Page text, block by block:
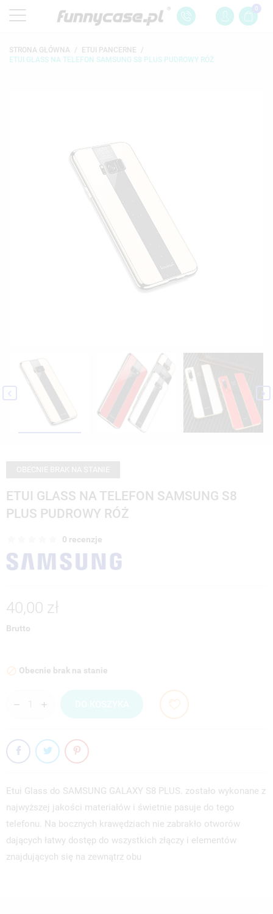
0
STRONA GŁÓWNA
ETUI PANCERNE
ETUI GLASS NA TELEFON SAMSUNG S8 PLUS PUDROWY RÓŻ
 
ETUI GLASS NA TELEFON SAMSUNG S8
PLUS PUDROWY RÓŻ
0 recenzje
40,00 zł
Brutto
 Obecnie brak na stanie
Etui Glass do SAMSUNG GALAXY S8 PLUS. zostało wykonane z
najwyższej jakości materiałów i świetnie pasuje do tego
telefonu. Na bocznych krawędziach nie zabrakło otworów
dających łatwy dostęp do wszystkich złączy i elementów
znajdujących się na zewnątrz obu